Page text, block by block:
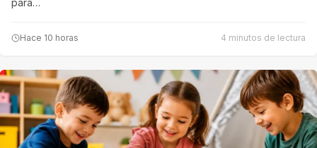
para…
Hace 10 horas 4 minutos de lectura